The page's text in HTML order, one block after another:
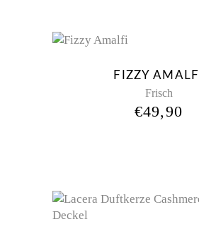
FIZZY AMALFI
Frisch
€49,90